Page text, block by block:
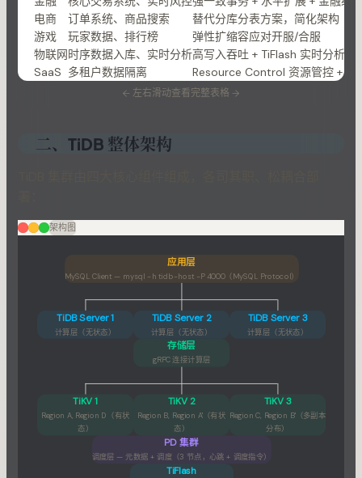
电商
订单系统、商品搜索
替代分库分表方案，简化架构
游戏
玩家数据、排行榜
弹性扩缩容应对开服/合服
物联网 时序数据入库、实时分析高写入吞吐 + TiFlash 实时分析
SaaS 多租户数据隔离 Resource Control 资源管控 +
← 左右滑动查看完整表格 →
二、TiDB 整体架构
架构图
应用层
MySQL Client — mysql -h tidb-host -P 4000（MySQL Protocol）
TiDB Server 1
计算层（无状态）
TiDB Server 2
计算层（无状态）
TiDB Server 3
计算层（无状态）
存储层
gRPC 连接计算层
TiKV 1
Region A, Region D（有状
态）
TiKV 2
Region B, Region A'（有状
态）
TiKV 3
Region C, Region B'（多副本
分布）
PD 集群
调度层 — 元数据 + 调度（3 节点，心跳 + 调度指令）
TiFlash